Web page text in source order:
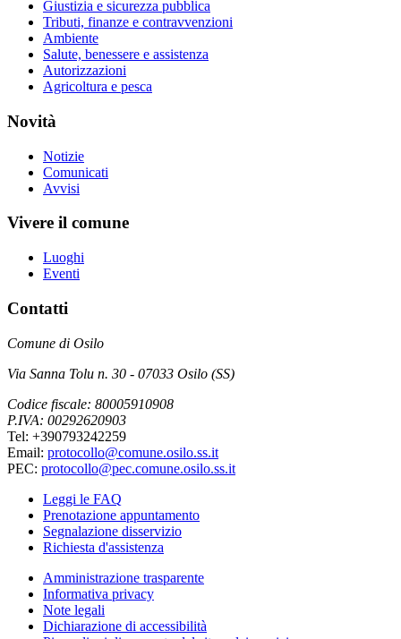
Giustizia e sicurezza pubblica
Tributi, finanze e contravvenzioni
Ambiente
Salute, benessere e assistenza
Autorizzazioni
Agricoltura e pesca
Novità
Notizie
Comunicati
Avvisi
Vivere il comune
Luoghi
Eventi
Contatti
Comune di Osilo
Via Sanna Tolu n. 30 - 07033 Osilo (SS)
Codice fiscale: 80005910908
P.IVA: 00292620903
Tel: +390793242259
Email: protocollo@comune.osilo.ss.it
PEC: protocollo@pec.comune.osilo.ss.it
Leggi le FAQ
Prenotazione appuntamento
Segnalazione disservizio
Richiesta d'assistenza
Amministrazione trasparente
Informativa privacy
Note legali
Dichiarazione di accessibilità